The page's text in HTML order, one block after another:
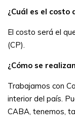
¿Cuál es el costo
El costo será el
(CP).
¿Cómo se
Trabajamos con
interior del país.
CABA, tenemos,